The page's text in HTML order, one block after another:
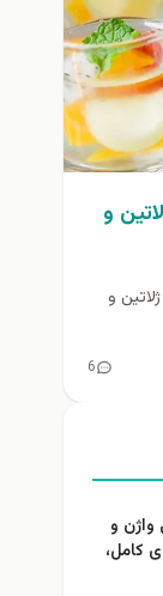
و
ژلاتين و
6
و
کامل،